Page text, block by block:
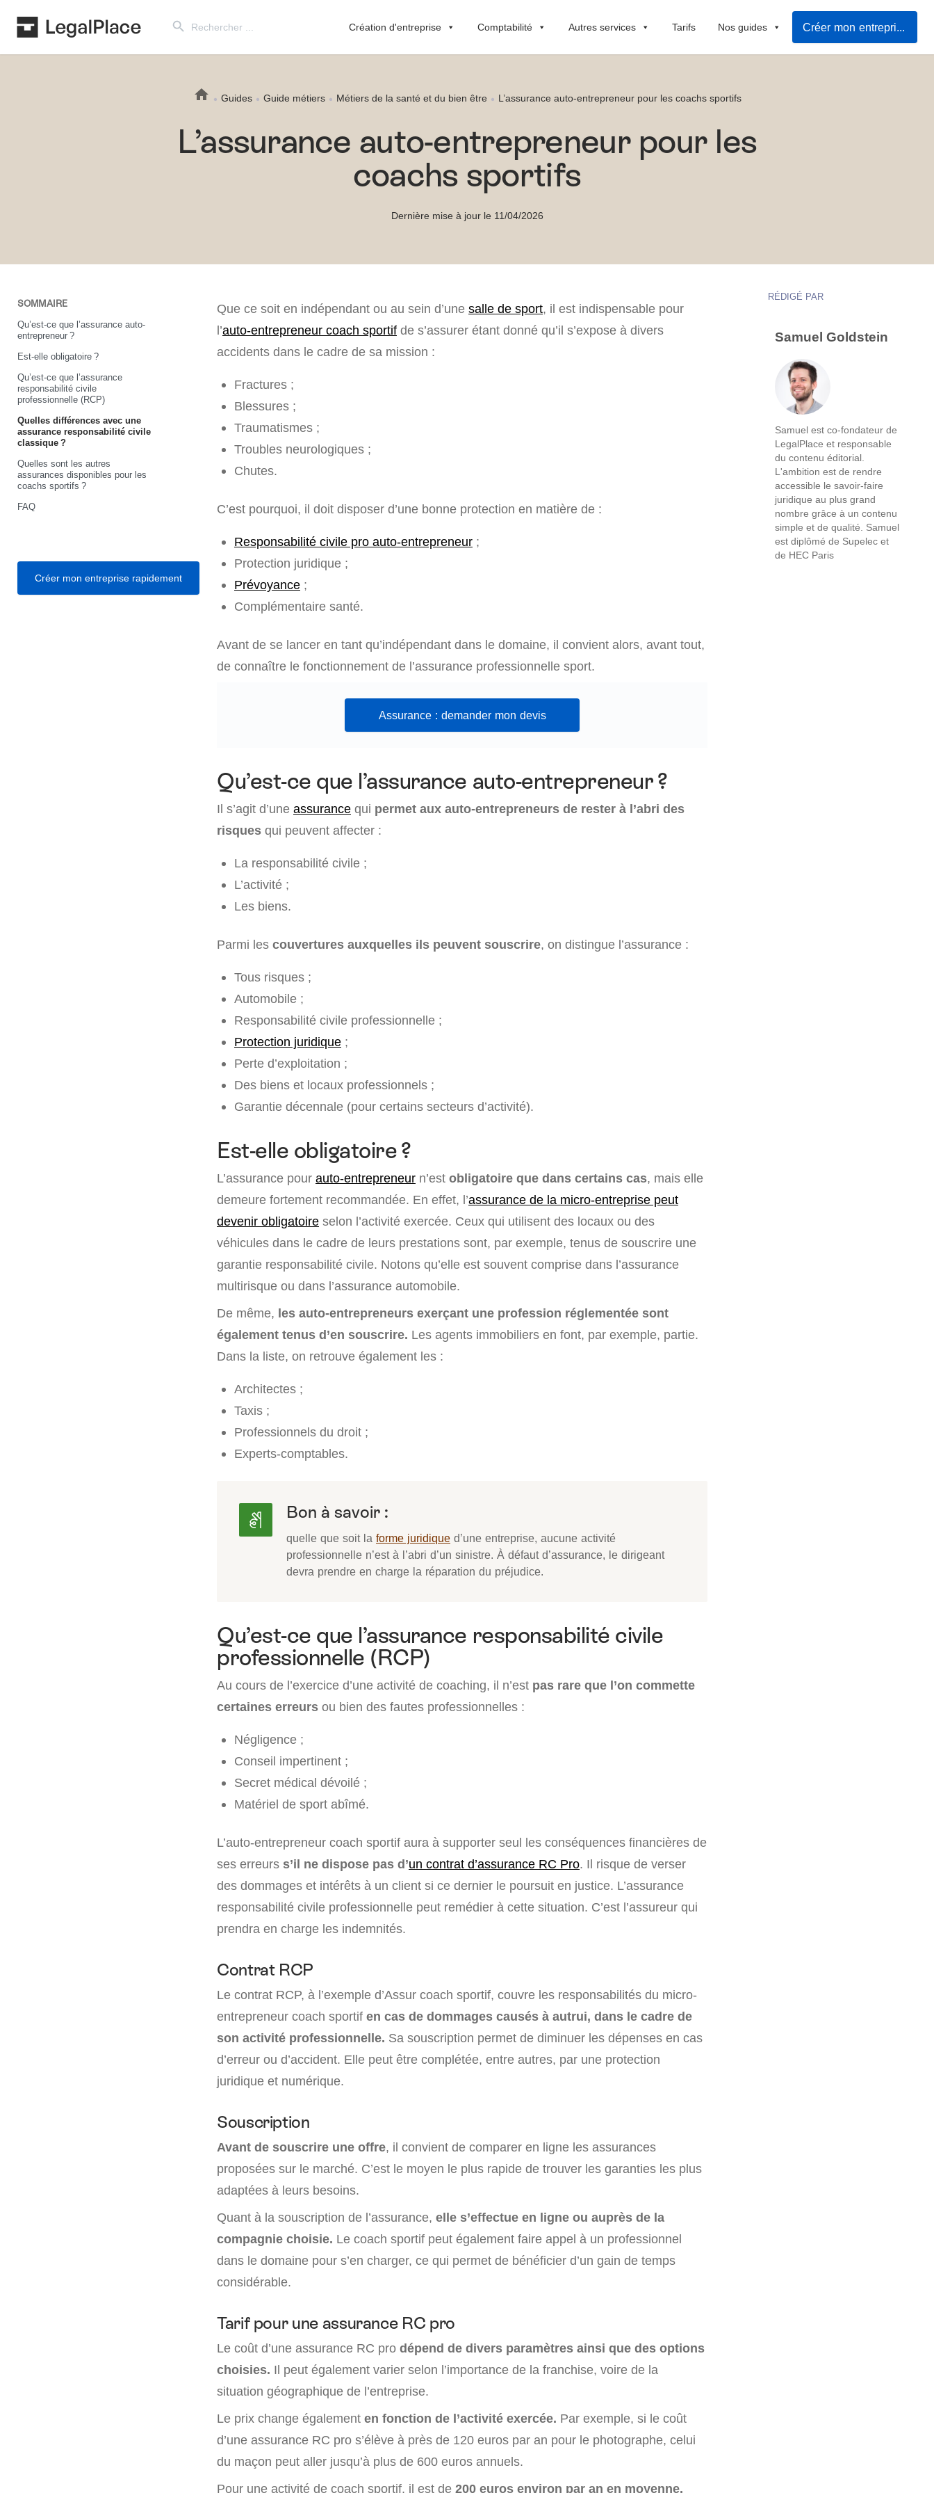
for:
Création d'entreprise Comptabilité Autres services Tarifs Nos guides Créer mon entreprise rapidement
Guides Guide métiers Métiers de la santé et du bien être L’assurance auto-entrepreneur pour les coachs sportifs
L’assurance auto-entrepreneur pour les
coachs sportifs
Dernière mise à jour le 11/04/2026
SOMMAIRE
Qu’est-ce que l’assurance auto-
entrepreneur ?
Est-elle obligatoire ?
Qu’est-ce que l’assurance
responsabilité civile
professionnelle (RCP)
Quelles différences avec une
assurance responsabilité civile
classique ?
Quelles sont les autres
assurances disponibles pour les
coachs sportifs ?
FAQ
Créer mon entreprise rapidement
Que ce soit en indépendant ou au sein d’une salle de sport, il est indispensable pour
l’auto-entrepreneur coach sportif de s’assurer étant donné qu’il s’expose à divers
accidents dans le cadre de sa mission :
Fractures ;
Blessures ;
Traumatismes ;
Troubles neurologiques ;
Chutes.
C’est pourquoi, il doit disposer d’une bonne protection en matière de :
Responsabilité civile pro auto-entrepreneur ;
Protection juridique ;
Prévoyance ;
Complémentaire santé.
Avant de se lancer en tant qu’indépendant dans le domaine, il convient alors, avant tout,
de connaître le fonctionnement de l’assurance professionnelle sport.
Assurance : demander mon devis
Qu’est-ce que l’assurance auto-entrepreneur ?
Il s’agit d’une assurance qui permet aux auto-entrepreneurs de rester à l’abri des
risques qui peuvent affecter :
La responsabilité civile ;
L’activité ;
Les biens.
Parmi les couvertures auxquelles ils peuvent souscrire, on distingue l’assurance :
Tous risques ;
Automobile ;
Responsabilité civile professionnelle ;
Protection juridique ;
Perte d’exploitation ;
Des biens et locaux professionnels ;
Garantie décennale (pour certains secteurs d’activité).
Est-elle obligatoire ?
L’assurance pour auto-entrepreneur n’est obligatoire que dans certains cas, mais elle
demeure fortement recommandée. En effet, l’assurance de la micro-entreprise peut
devenir obligatoire selon l’activité exercée. Ceux qui utilisent des locaux ou des
véhicules dans le cadre de leurs prestations sont, par exemple, tenus de souscrire une
garantie responsabilité civile. Notons qu’elle est souvent comprise dans l’assurance
multirisque ou dans l’assurance automobile.
De même, les auto-entrepreneurs exerçant une profession réglementée sont
également tenus d’en souscrire. Les agents immobiliers en font, par exemple, partie.
Dans la liste, on retrouve également les :
Architectes ;
Taxis ;
Professionnels du droit ;
Experts-comptables.
Bon à savoir :
quelle que soit la forme juridique d’une entreprise, aucune activité
professionnelle n’est à l’abri d’un sinistre. À défaut d’assurance, le dirigeant
devra prendre en charge la réparation du préjudice.
Qu’est-ce que l’assurance responsabilité civile
professionnelle (RCP)
Au cours de l’exercice d’une activité de coaching, il n’est pas rare que l’on commette
certaines erreurs ou bien des fautes professionnelles :
Négligence ;
Conseil impertinent ;
Secret médical dévoilé ;
Matériel de sport abîmé.
L’auto-entrepreneur coach sportif aura à supporter seul les conséquences financières de
ses erreurs s’il ne dispose pas d’un contrat d’assurance RC Pro. Il risque de verser
des dommages et intérêts à un client si ce dernier le poursuit en justice. L’assurance
responsabilité civile professionnelle peut remédier à cette situation. C’est l’assureur qui
prendra en charge les indemnités.
Contrat RCP
Le contrat RCP, à l’exemple d’Assur coach sportif, couvre les responsabilités du micro-
entrepreneur coach sportif en cas de dommages causés à autrui, dans le cadre de
son activité professionnelle. Sa souscription permet de diminuer les dépenses en cas
d’erreur ou d’accident. Elle peut être complétée, entre autres, par une protection
juridique et numérique.
Souscription
Avant de souscrire une offre, il convient de comparer en ligne les assurances
proposées sur le marché. C’est le moyen le plus rapide de trouver les garanties les plus
adaptées à leurs besoins.
Quant à la souscription de l’assurance, elle s’effectue en ligne ou auprès de la
compagnie choisie. Le coach sportif peut également faire appel à un professionnel
dans le domaine pour s’en charger, ce qui permet de bénéficier d’un gain de temps
considérable.
Tarif pour une assurance RC pro
Le coût d’une assurance RC pro dépend de divers paramètres ainsi que des options
choisies. Il peut également varier selon l’importance de la franchise, voire de la
situation géographique de l’entreprise.
Le prix change également en fonction de l’activité exercée. Par exemple, si le coût
d’une assurance RC pro s’élève à près de 120 euros par an pour le photographe, celui
du maçon peut aller jusqu’à plus de 600 euros annuels.
Pour une activité de coach sportif, il est de 200 euros environ par an en moyenne.
RÉDIGÉ PAR
Samuel Goldstein
Samuel est co-fondateur de
LegalPlace et responsable
du contenu éditorial.
L'ambition est de rendre
accessible le savoir-faire
juridique au plus grand
nombre grâce à un contenu
simple et de qualité. Samuel
est diplômé de Supelec et
de HEC Paris